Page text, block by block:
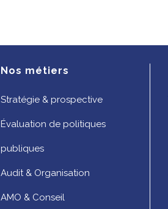
Nos métiers
Stratégie & prospective
Évaluation de politiques
publiques
Audit & Organisation
AMO & Conseil